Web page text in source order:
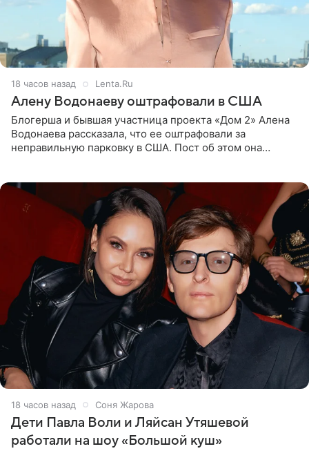
18 часов назад Lenta.Ru
Алену Водонаеву оштрафовали в США
Блогерша и бывшая участница проекта «Дом 2» Алена
Водонаева рассказала, что ее оштрафовали за
неправильную парковку в США. Пост об этом она
18 часов назад Соня Жарова
Дети Павла Воли и Ляйсан Утяшевой
работали на шоу «Большой куш»